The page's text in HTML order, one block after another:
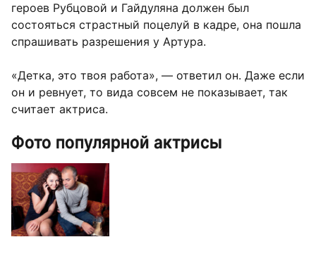
героев Рубцовой и Гайдуляна должен был
состояться страстный поцелуй в кадре, она пошла
спрашивать разрешения у Артура.
«Детка, это твоя работа», — ответил он. Даже если
он и ревнует, то вида совсем не показывает, так
считает актриса.
Фото популярной актрисы